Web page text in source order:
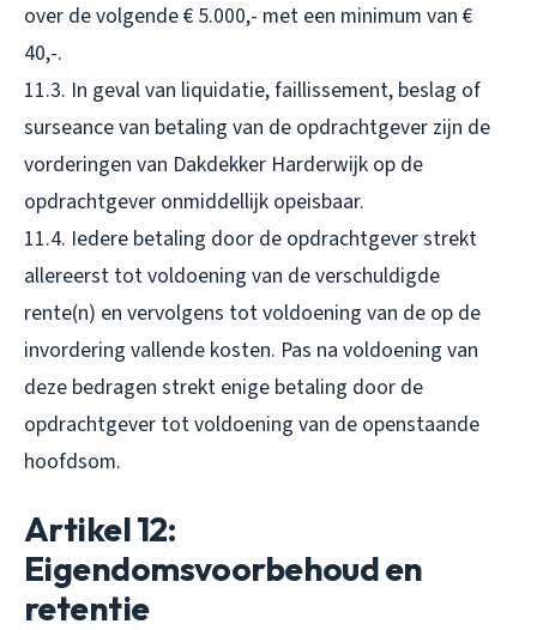
over de volgende € 5.000,- met een minimum van €
40,-.
11.3. In geval van liquidatie, faillissement, beslag of
surseance van betaling van de opdrachtgever zijn de
vorderingen van Dakdekker Harderwijk op de
opdrachtgever onmiddellijk opeisbaar.
11.4. Iedere betaling door de opdrachtgever strekt
allereerst tot voldoening van de verschuldigde
rente(n) en vervolgens tot voldoening van de op de
invordering vallende kosten. Pas na voldoening van
deze bedragen strekt enige betaling door de
opdrachtgever tot voldoening van de openstaande
hoofdsom.
Artikel 12:
Eigendomsvoorbehoud en
retentie